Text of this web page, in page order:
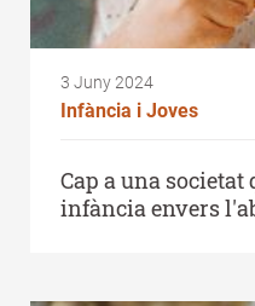
3 Juny 2024
Infància i Joves
Cap a una societat
infància envers